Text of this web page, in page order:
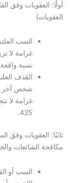
العقوبات)
السب
نسبة واقعة
القذف
شخص آخر
425.
مكافحة الشائعات
السب أو